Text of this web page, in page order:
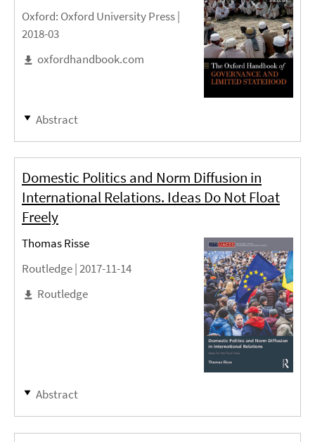
Oxford: Oxford University Press |
2018-03
oxfordhandbook.com
Abstract
Domestic Politics and Norm Diffusion in
International Relations. Ideas Do Not Float
Freely
Thomas Risse
Routledge |2017-11-14
Routledge
Abstract